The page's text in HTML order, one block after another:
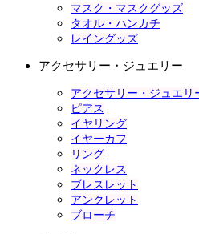
マスク・マスクグッズ
タオル・ハンカチ
レイングッズ
アクセサリー・ジュエリー
アクセサリー・ジュエリ
ピアス
イヤリング
イヤーカフ
リング
ネックレス
ブレスレット
アンクレット
ブローチ